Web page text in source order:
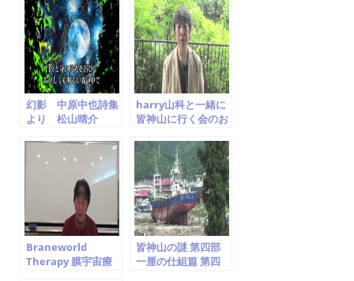
Cover Seisuke
Matsuyama
幻影 中原中也詩集
より 松山晴介
Matsuyama
harry山科と一緒に
皆神山に行く会のお
Braneworld
Therapy 膜宇宙療
皆神山の謎 第四部
一厘の仕組篇 第四